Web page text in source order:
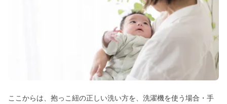
ここからは、抱っこ紐の正しい洗い方を、洗濯機を使う場合・手